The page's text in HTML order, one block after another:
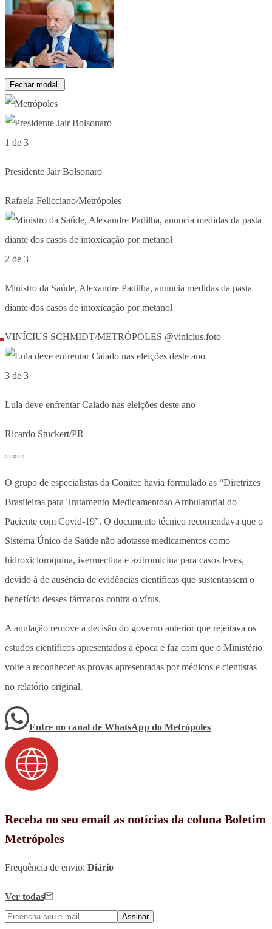
Fechar modal.
1 de 3
Presidente Jair Bolsonaro
Rafaela Felicciano/Metrópoles
2 de 3
Ministro da Saúde, Alexandre Padilha, anuncia medidas da pasta
diante dos casos de intoxicação por metanol
VINÍCIUS SCHMIDT/METRÓPOLES @vinicius.foto
3 de 3
Lula deve enfrentar Caiado nas eleições deste ano
Ricardo Stuckert/PR
O grupo de especialistas da Conitec havia formulado as “Diretrizes
Brasileiras para Tratamento Medicamentoso Ambulatorial do
Paciente com Covid-19”. O documento técnico recomendava que o
Sistema Único de Saúde não adotasse medicamentos como
hidroxicloroquina, ivermectina e azitromicina para casos leves,
devido à de ausência de evidências científicas que sustentassem o
benefício desses fármacos contra o vírus.
A anulação remove a decisão do governo anterior que rejeitava os
estudos científicos apresentados à época e faz com que o Ministério
volte a reconhecer as provas apresentadas por médicos e cientistas
no relatório original.
Entre no canal de WhatsApp do Metrópoles
Receba no seu email as notícias da coluna Boletim
Metrópoles
Frequência de envio: Diário
Ver todas
Assinar